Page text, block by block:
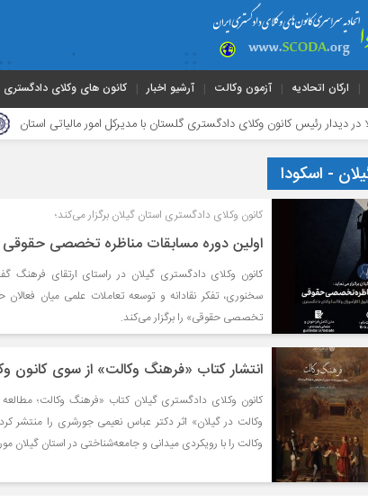
ارکان اتحادیه آزمون وکالت آرشیو اخبار کانون های وکلای دادگستری
کانون وکلای دادگستری گلستان با مدیرکل امور مالیاتی استان وقتی
- اسکودا
کانون وکلای دادگستری استان گیلان برگزار می‌کند؛
اولین دوره مسابقات مناظره تخصصی حقوقی
کانون وکلای دادگستری گیلان در راستای ارتقای فرهنگ
سخنوری، تفکر نقادانه و توسعه تعاملات علمی میان
تخصصی حقوقی» را برگزار می‌کند.
انتشار کتاب «فرهنگ وکالت» از سوی کانون
کانون وکلای دادگستری گیلان کتاب «فرهنگ وکالت؛
وکالت در گیلان» اثر دکتر عباس نعیمی جورشری را منتشر
وکالت را با رویکردی میدانی و جامعه‌شناختی در استان گیلان